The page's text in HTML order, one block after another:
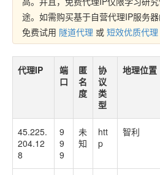
途。如需购买基于自营代理IP服务
免费试用 隧道代理 或 短效优质代理
代理IP
端
口
匿
名
度
协
议
类
型
地理位置
45.225.
204.12
8
9
9
9
未
知
htt
p
智利